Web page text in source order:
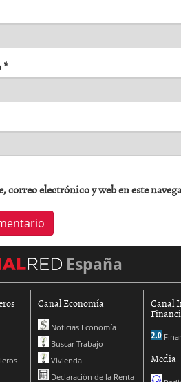
*
correo electrónico y web en este
España
Canal Economía
Noticias Economía
Buscar Trabajo
Vivienda
Declaración de la Renta
Canal
Media